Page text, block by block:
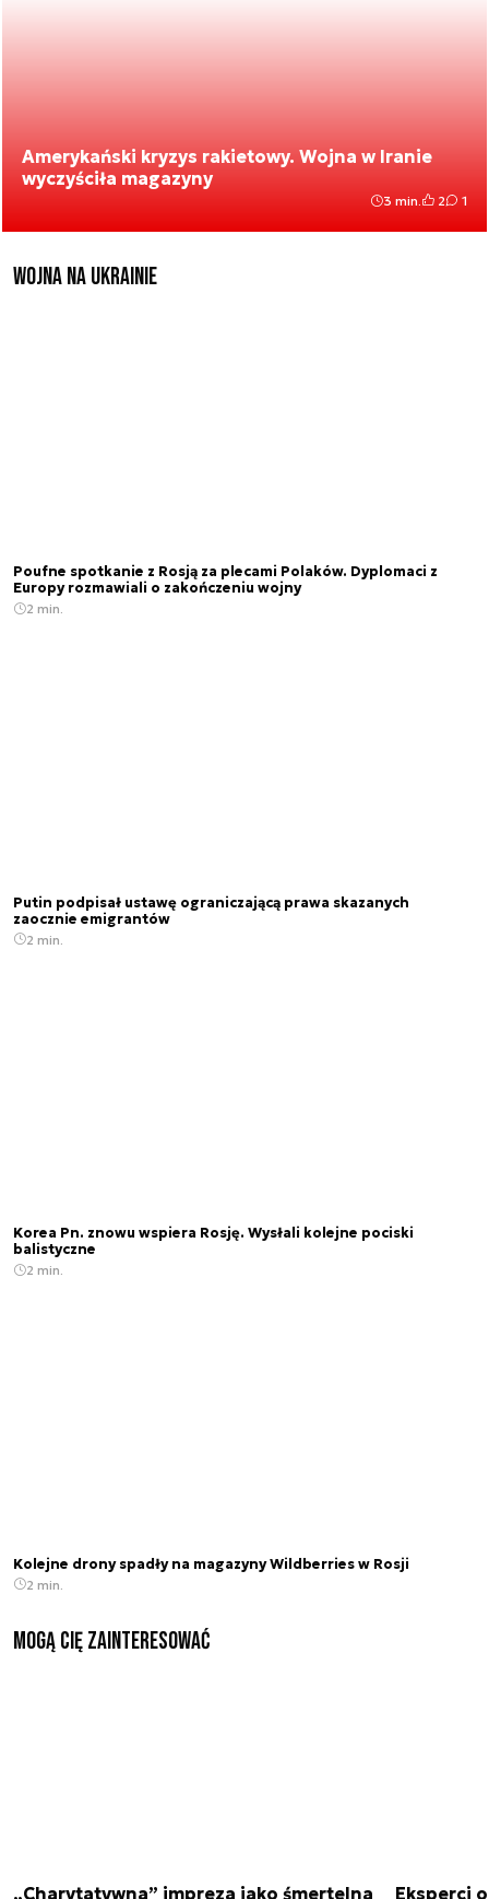
Amerykański kryzys rakietowy. Wojna w Iranie
wyczyściła magazyny
3 min. 2 1
Wojna na Ukrainie
Poufne spotkanie z Rosją za plecami Polaków. Dyplomaci z
Europy rozmawiali o zakończeniu wojny
2 min.
Putin podpisał ustawę ograniczającą prawa skazanych
zaocznie emigrantów
2 min.
Korea Pn. znowu wspiera Rosję. Wysłali kolejne pociski
balistyczne
2 min.
Kolejne drony spadły na magazyny Wildberries w Rosji
2 min.
Mogą Cię zainteresować
„Charytatywna” impreza jako śmertelna
Eksperci